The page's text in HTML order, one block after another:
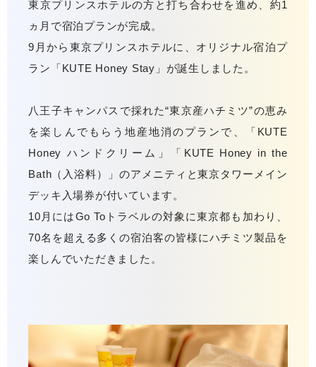
東京プリンスホテルの方と打ち合わせを進め、約1
ヵ月で宿泊プランが完成。
9月から東京プリンスホテルに、オリジナル宿泊プ
ラン「KUTE Honey Stay」が誕生しました。
八王子キャンパスで採れた“東京産ハチミツ”の恵み
を楽しんでもらう地産地消のプランで、「KUTE
Honey ハンドクリーム」「KUTE Honey in the
Bath（入浴料）」のアメニティと東京タワーメイン
デッキ入場券が付いています。
10月にはGo Toトラベルの対象に東京都も加わり、
70名を超える多くの宿泊客の皆様にハチミツ製品を
楽しんでいただきました。